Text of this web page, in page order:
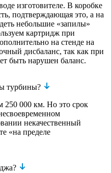
изготовителе. В коробке
подтверждающая это, а на
небольшие «запилы»
картридж при
на стенде на
дисбаланс, так как при
быть нарушен баланс.
турбины?
250 000 км. Но это срок
некачественный
«на пределе